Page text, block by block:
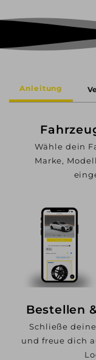
Anleitung
Wähle dein
Marke,
Bestellen
Schließe
und freue dich